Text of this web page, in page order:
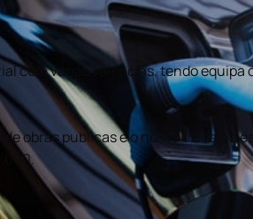
com várias valências, tendo equipa
de obras publicas e o nosso trabalho